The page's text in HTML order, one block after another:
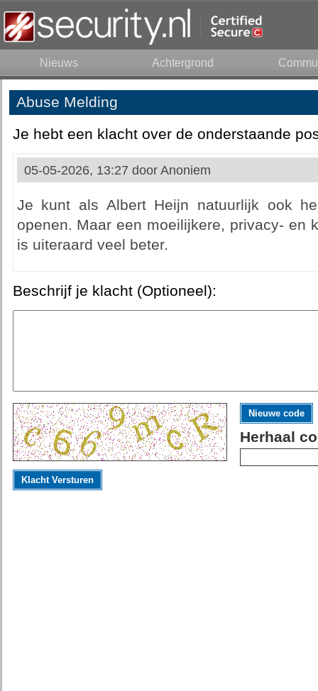
Nieuws Achtergrond
Abuse Melding
Je hebt een klacht over de onderstaande
05-05-2026, 13:27 door Anoniem
Je kunt als Albert Heijn natuurlijk ook
openen. Maar een moeilijkere, privacy- en
is uiteraard veel beter.
Beschrijf je klacht (Optioneel):
Nieuwe code
Herhaal
Klacht Versturen